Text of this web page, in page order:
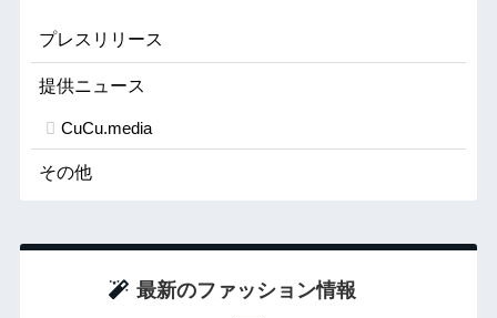
プレスリリース
提供ニュース
CuCu.media
その他
最新のファッション情報